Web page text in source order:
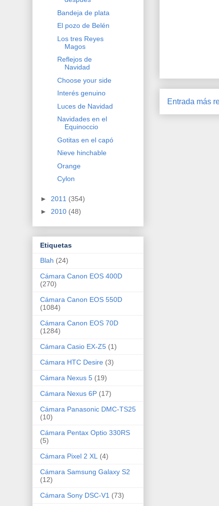
Entrada más
Bandeja de plata
El pozo de Belén
Los tres Reyes
Magos
Reflejos de
Navidad
Choose your side
Interés genuino
Luces de Navidad
Navidades en el
Equinoccio
Gotitas en el capó
Nieve hinchable
Orange
Cylon
► 2011 (354)
► 2010 (48)
Etiquetas
Blah (24)
Cámara Canon EOS 400D
(270)
Cámara Canon EOS 550D
(1084)
Cámara Canon EOS 70D
(1284)
Cámara Casio EX-Z5 (1)
Cámara HTC Desire (3)
Cámara Nexus 5 (19)
Cámara Nexus 6P (17)
Cámara Panasonic DMC-TS25
(10)
Cámara Pentax Optio 330RS
(5)
Cámara Pixel 2 XL
(4)
Cámara Samsung Galaxy S2
(12)
Cámara Sony DSC-V1 (73)